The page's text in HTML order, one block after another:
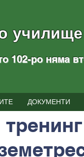
102-ро няма
ДОКУМЕНТИ